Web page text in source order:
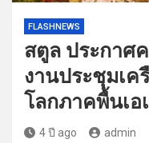
FLASHNEWS
สตูล ประกาศ
งานประชุมเ
โลกภาคพื้นเอ
4 ปี ago admin